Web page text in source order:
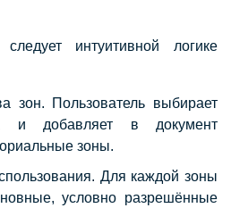
интуитивной логике
зон. Пользователь выбирает
и добавляет в документ
зоны.
Для каждой зоны
условно разрешённые